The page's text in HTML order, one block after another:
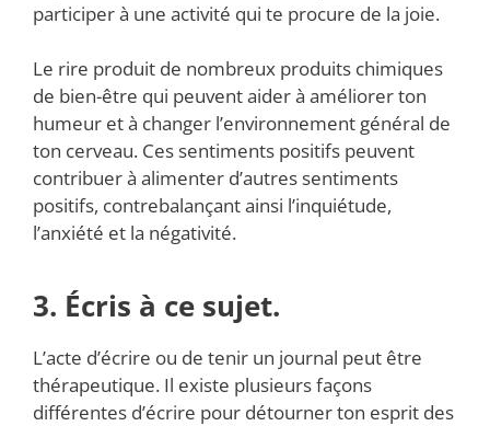
participer à une activité qui te procure de la joie.
Le rire produit de nombreux produits chimiques
de bien-être qui peuvent aider à améliorer ton
humeur et à changer l’environnement général de
ton cerveau. Ces sentiments positifs peuvent
contribuer à alimenter d’autres sentiments
positifs, contrebalançant ainsi l’inquiétude,
l’anxiété et la négativité.
3. Écris à ce sujet.
L’acte d’écrire ou de tenir un journal peut être
thérapeutique. Il existe plusieurs façons
différentes d’écrire pour détourner ton esprit des